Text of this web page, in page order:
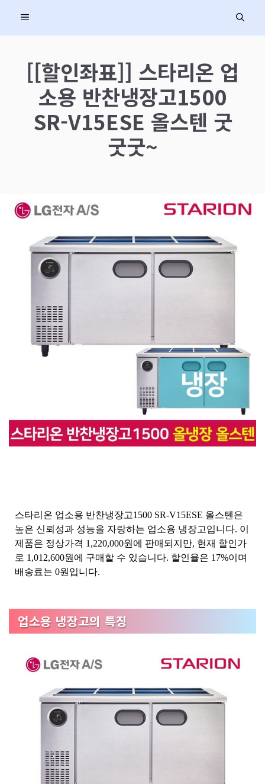
MENU
[[할인좌표]] 스타리온 업
소용 반찬냉장고1500
SR-V15ESE 올스텐 굿
굿굿~
스타리온 업소용 반찬냉장고1500 SR-V15ESE 올스텐은
높은 신뢰성과 성능을 자랑하는 업소용 냉장고입니다. 이
제품은 정상가격 1,220,000원에 판매되지만, 현재 할인가
로 1,012,600원에 구매할 수 있습니다. 할인율은 17%이며
배송료는 0원입니다.
업소용 냉장고의 특징